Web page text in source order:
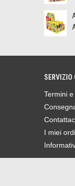
SERVIZIO
Termini
I miei